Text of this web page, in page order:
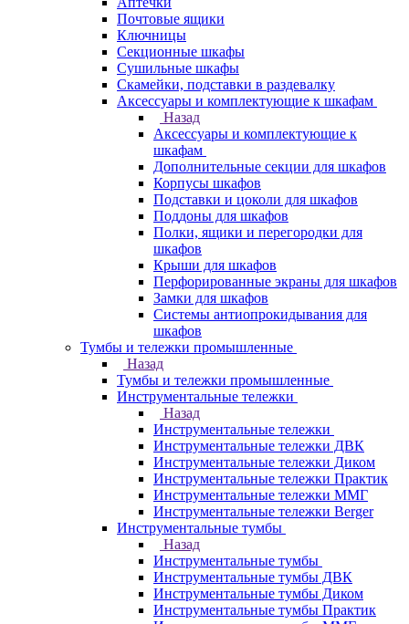
Почтовые ящики
Ключницы
Секционные шкафы
Сушильные шкафы
Скамейки, подставки в раздевалку
Аксессуары и комплектующие к шкафам
Назад
Аксессуары и комплектующие к
шкафам
Дополнительные секции для шкафов
Корпусы шкафов
Подставки и цоколи для шкафов
Поддоны для шкафов
Полки, ящики и перегородки для
шкафов
Крыши для шкафов
Перфорированные экраны для шкафов
Замки для шкафов
Системы антиопрокидывания для
шкафов
Тумбы и тележки промышленные
Назад
Тумбы и тележки промышленные
Инструментальные тележки
Назад
Инструментальные тележки
Инструментальные тележки ДВК
Инструментальные тележки Диком
Инструментальные тележки Практик
Инструментальные тележки ММГ
Инструментальные тележки Berger
Инструментальные тумбы
Назад
Инструментальные тумбы
Инструментальные тумбы ДВК
Инструментальные тумбы Диком
Инструментальные тумбы Практик